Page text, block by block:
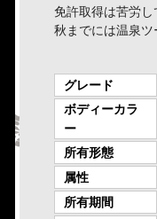
免許取得は苦労し
秋までには温泉ツ
グレード
ボディーカラ
ー
所有形態
属性
所有期間